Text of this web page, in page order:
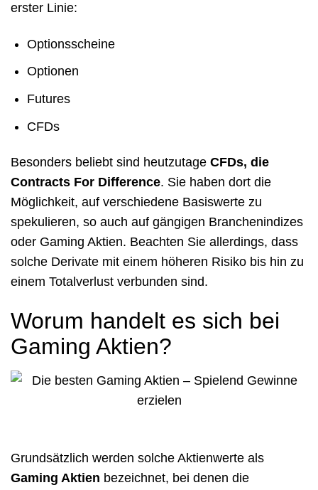
erster Linie:
Optionsscheine
Optionen
Futures
CFDs
Besonders beliebt sind heutzutage CFDs, die
Contracts For Difference. Sie haben dort die
Möglichkeit, auf verschiedene Basiswerte zu
spekulieren, so auch auf gängigen Branchenindizes
oder Gaming Aktien. Beachten Sie allerdings, dass
solche Derivate mit einem höheren Risiko bis hin zu
einem Totalverlust verbunden sind.
Worum handelt es sich bei
Gaming Aktien?
Grundsätzlich werden solche Aktienwerte als
Gaming Aktien bezeichnet, bei denen die